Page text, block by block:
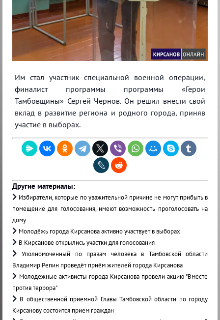
Им стал участник специальной военной операции,
финалист программы программы «Герои
Тамбовщины» Сергей Чернов. Он решил внести свой
вклад в развитие региона и родного города, приняв
участие в выборах.
Другие материалы:
Избиратели, которые по уважительной причине не могут прибыть в
помещение для голосования, имеют возможность проголосовать на
дому
Молодёжь города Кирсанова активно участвует в выборах
В Кирсанове открылись участки для голосования
Уполномоченный по правам человека в Тамбовской области
Владимир Репин проведёт приём жителей города Кирсанова
Молодежные активисты города Кирсанова провели акцию "Вместе
против террора"
В общественной приемной Главы Тамбовской области по городу
Кирсанову состоится прием граждан